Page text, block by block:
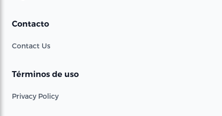
Contacto
Contact Us
Términos de uso
Privacy Policy